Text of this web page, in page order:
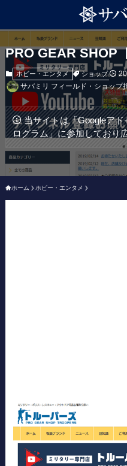
PRO GEAR SHOP
ホビー・エンタメ ショップ
サバミリ フィールド・ショップ
当サイトは「Googleア
ログラム」に参加しており
ホーム ホビー・エンタメ